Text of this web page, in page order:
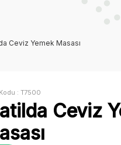
Ceviz Yemek Masası
:T7500
Ceviz